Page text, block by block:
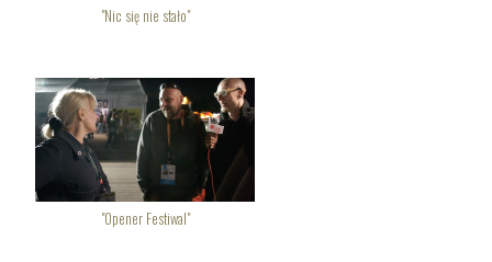
"Nic się nie stało"
"Opener Festiwal"